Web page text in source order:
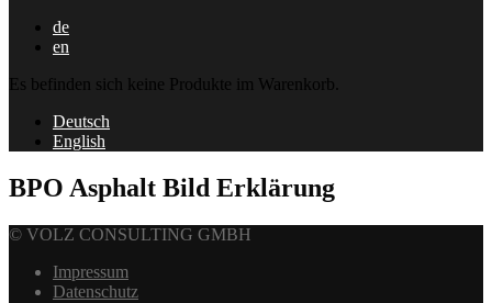
de
en
Es befinden sich keine Produkte im Warenkorb.
Deutsch
English
BPO Asphalt Bild Erklärung
© VOLZ CONSULTING GMBH
Impressum
Datenschutz